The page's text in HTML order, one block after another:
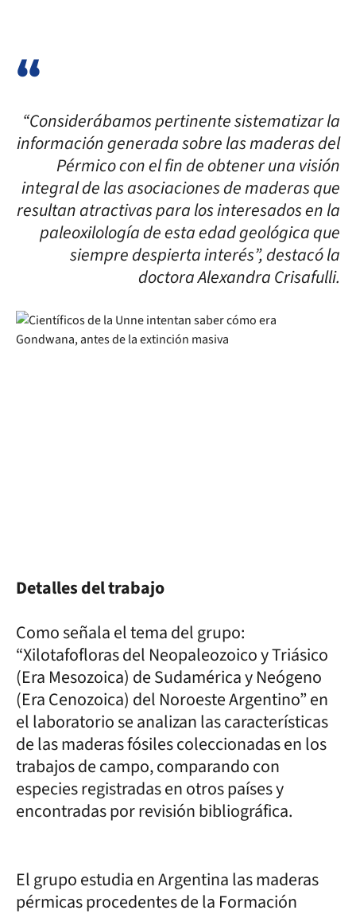
“Considerábamos pertinente sistematizar la
información generada sobre las maderas del
Pérmico con el fin de obtener una visión
integral de las asociaciones de maderas que
resultan atractivas para los interesados en la
paleoxilología de esta edad geológica que
siempre despierta interés”, destacó la
doctora Alexandra Crisafulli.
Detalles del trabajo
Como señala el tema del grupo:
“Xilotafofloras del Neopaleozoico y Triásico
(Era Mesozoica) de Sudamérica y Neógeno
(Era Cenozoica) del Noroeste Argentino” en
el laboratorio se analizan las características
de las maderas fósiles coleccionadas en los
trabajos de campo, comparando con
especies registradas en otros países y
encontradas por revisión bibliográfica.
El grupo estudia en Argentina las maderas
pérmicas procedentes de la Formación